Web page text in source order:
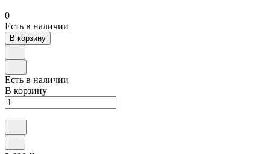
0
Есть в наличии
В корзину
Есть в наличии
В корзину